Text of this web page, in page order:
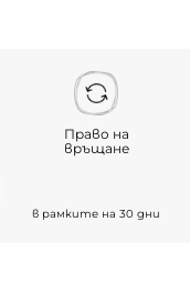
Право на
връщане
в рамките на 30 дни